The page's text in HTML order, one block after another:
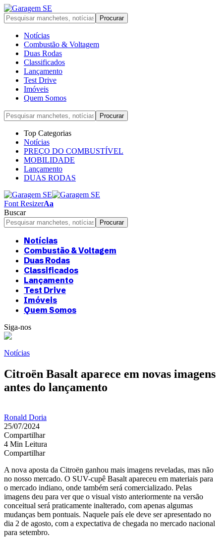
Notícias
Combustão & Voltagem
Duas Rodas
Classificados
Lançamento
Test Drive
Imóveis
Quem Somos
Top Categorias
Notícias
PREÇO DO COMBUSTÍVEL
MOBILIDADE
Lançamento
DUAS RODAS
Font ResizerAa
Buscar
Notícias
Combustão & Voltagem
Duas Rodas
Classificados
Lançamento
Test Drive
Imóveis
Quem Somos
Siga-nos
Notícias
Citroën Basalt aparece em novas imagens
antes do lançamento
Ronald Doria
25/07/2024
Compartilhar
4 Min Leitura
Compartilhar
A nova aposta da Citroën ganhou mais imagens reveladas, mas não
no nosso mercado. O SUV-cupê Basalt apareceu em materiais para
o mercado indiano, onde também será comercializado. Pelas
imagens deu para ver que o visual visto anteriormente na versão
conceitual será praticamente inalterado, com apenas algumas
mudanças bem pontuais. Naquele país ele deve ser apresentado no
dia 2 de agosto, com a expectativa de chegada no mercado nacional
para setembro.